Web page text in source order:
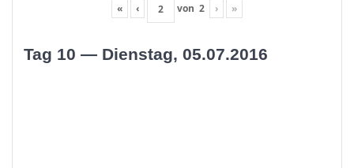
« ‹ von 2 › »
Tag 10 — Dienstag, 05.07.2016